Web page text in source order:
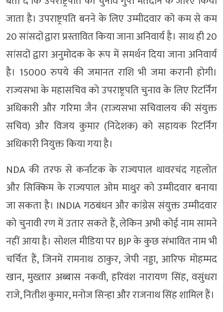
जाता है। उपराष्ट्रपति बनने के लिए उम्मीदवार को कम से कम
20 सांसदों द्वारा प्रस्तावित किया जाना अनिवार्य है। साथ ही 20
सांसदों द्वारा अनुमोदक के रूप में समर्थन दिया जाना अनिवार्य
है। 15000 रुपये की जमानत राशि भी जमा करानी होगी।
राज्यसभा के महासचिव को उपराष्ट्रपति चुनाव के लिए रिटर्निंग
अधिकारी और गरिमा जैन (राज्यसभा सचिवालय की संयुक्त
सचिव) और विजय कुमार (निदेशक) को सहायक रिटर्निंग
अधिकारी नियुक्त किया गया है।
NDA की तरफ से कर्नाटक के राज्यपाल थावरचंद गहलोत
और सिक्किम के राज्यपाल ओम माथुर को उम्मीदवार बनाया
जा सकता है। INDIA गठबंधन और कांग्रेस संयुक्त उम्मीदवार
को चुनावी रण में उतार सकते हैं, लेकिन अभी कोई नाम सामने
नहीं आया है। सोशल मीडिया पर BJP के कुछ संभावित नाम भी
चर्चित हैं, जिनमें रामनाथ ठाकुर, जेपी नड्डा, आरिफ मोहम्मद
खान, मुख्तार अब्बास नकवी, हरिवंश नारायण सिंह, वसुंधरा
राजे, नितीश कुमार, मनोज सिन्हा और राजनाथ सिंह शामिल हैं।